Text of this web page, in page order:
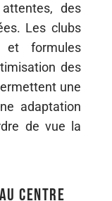
des
Les clubs
et formules
des
une
adaptation
de vue la
centre